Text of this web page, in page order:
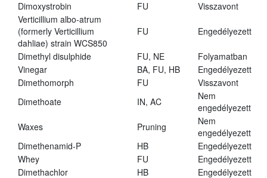
Dimoxystrobin
FU
Visszavont
Verticillium albo-atrum
(formerly Verticillium
dahliae) strain WCS850
FU Engedélyezett
Dimethyl disulphide FU, NE
Folyamatban
Vinegar
BA, FU, HB
Engedélyezett
Dimethomorph
FU
Visszavont
Dimethoate
IN, AC
Nem
engedélyezett
Waxes
Pruning
Nem
engedélyezett
Dimethenamid-P
HB
Engedélyezett
Whey
FU
Engedélyezett
Dimethachlor
HB Engedélyezett